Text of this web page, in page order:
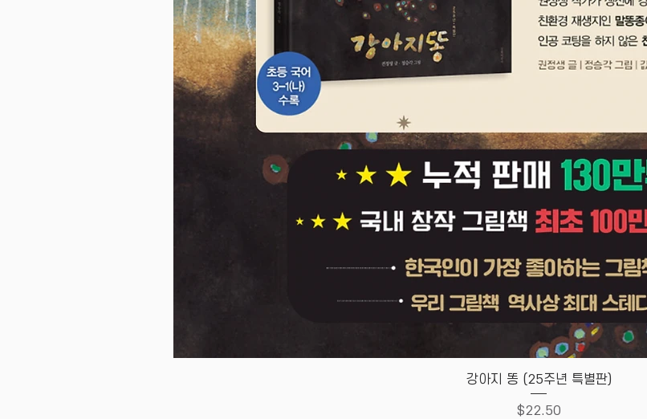
Quick View
강아지 똥 (25주년 특별판)
Price
$22.50